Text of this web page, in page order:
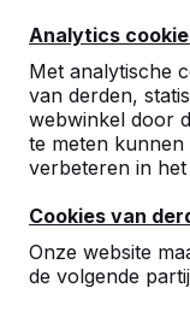
Analytics
Met analytische
van derden,
webwinkel door
te meten
verbeteren in
Cookies van
Onze website
de volgende 406